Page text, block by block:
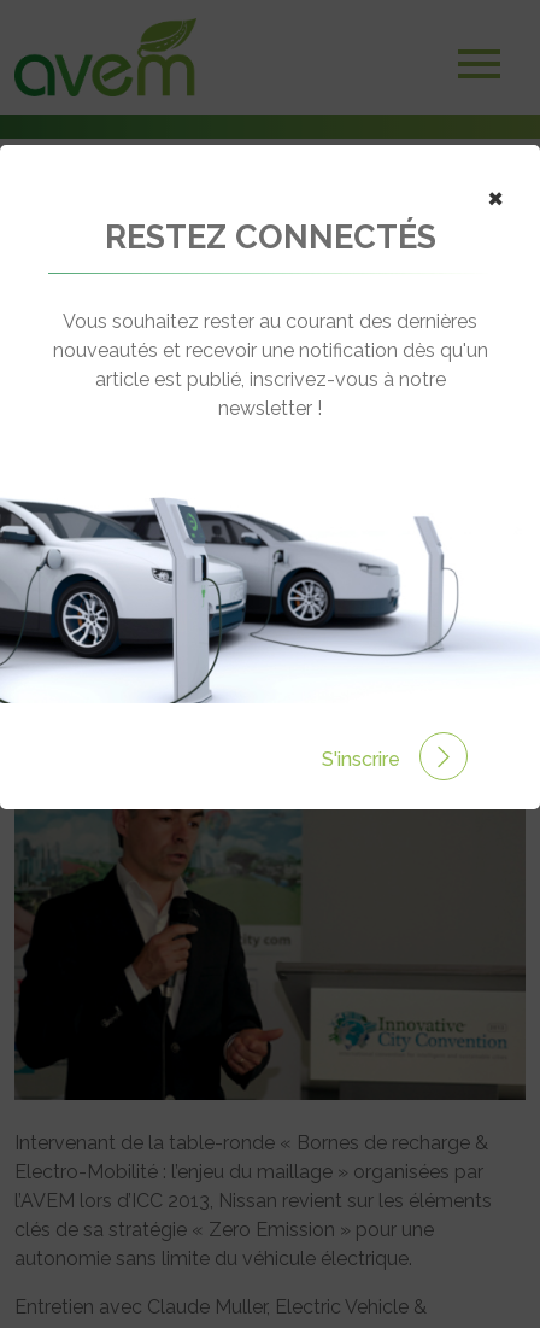
« Bâtir un écosystème et réinventer la mobilité » – La stratégie
← Revenir aux actualités
« BÂTIR UN ÉCOSYSTÈME ET
RÉINVENTER LA MOBILITÉ » – LA
STRATÉGIE NISSAN POUR UNE
AUTONOMIE SANS LIMITE,
ENTRETIEN AVEC CLAUDE MULLER
Rédigé par le 28 Juin 2013 à 00:00
Intervenant de la table-ronde « Bornes de recharge &
Electro-Mobilité : l’enjeu du maillage » organisées par
l’AVEM lors d’ICC 2013, Nissan revient sur les éléments
clés de sa stratégie « Zero Emission » pour une
autonomie sans limite du véhicule électrique.
Entretien avec Claude Muller, Electric Vehicle &
×
RESTEZ CONNECTÉS
Vous souhaitez rester au courant des dernières
nouveautés et recevoir une notification dès qu'un
article est publié, inscrivez-vous à notre
newsletter !
S'inscrire